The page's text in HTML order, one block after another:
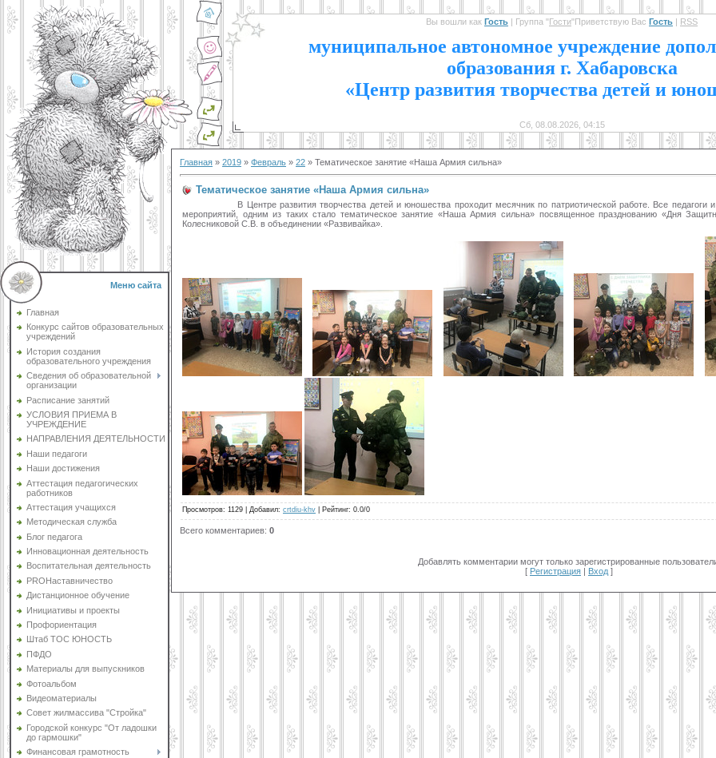
Меню сайта
Главная
Конкурс сайтов образовательных
учреждений
История создания
образовательного учреждения
Сведения об образовательной
организации
Расписание занятий
УСЛОВИЯ ПРИЕМА В
УЧРЕЖДЕНИЕ
НАПРАВЛЕНИЯ ДЕЯТЕЛЬНОСТИ
Наши педагоги
Наши достижения
Аттестация педагогических
работников
Аттестация учащихся
Методическая служба
Блог педагога
Инновационная деятельность
Воспитательная деятельность
PROНаставничество
Дистанционное обучение
Инициативы и проекты
Профориентация
Штаб ТОС ЮНОСТЬ
ПФДО
Материалы для выпускников
Фотоальбом
Видеоматериалы
Совет жилмассива "Стройка"
Городской конкурс "От ладошки
до гармошки"
Финансовая грамотность
Вы вошли как Гость | Группа "Гости"Приветствую Вас Гость | RSS
муниципальное автономное учреждение
образования г. Хабаровска
«Центр развития творчества детей и
Сб, 08.08.2026, 04:15
Главная » 2019 » Февраль » 22 » Тематическое занятие «Наша Армия сильна»
Тематическое занятие «Наша Армия сильна»
В Центре развития творчества детей и юношества проходит месячник по патриотической работе. Все педагоги и
мероприятий, одним из таких стало тематическое занятие «Наша Армия сильна» посвященное празднованию «Дня
Колесниковой С.В. в объединении «Развивайка».
Просмотров: 1129 Добавил: crtdiu-khv Рейтинг: 0.0/0
Всего комментариев: 0
Добавлять комментарии могут только зарегистрированные
[ Регистрация | Вход ]